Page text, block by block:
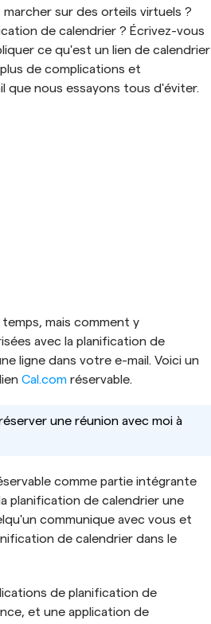
sur des orteils virtuels ?
de calendrier ? Écrivez-vous
ce qu'est un lien de calendrier
de complications et
que nous essayons tous d'éviter.
mais comment y
avec la planification de
ligne dans votre e-mail. Voici un
Cal.com réservable.
une réunion avec moi à
comme partie intégrante
planification de calendrier une
communique avec vous et
de calendrier dans le
de planification de
et une application de